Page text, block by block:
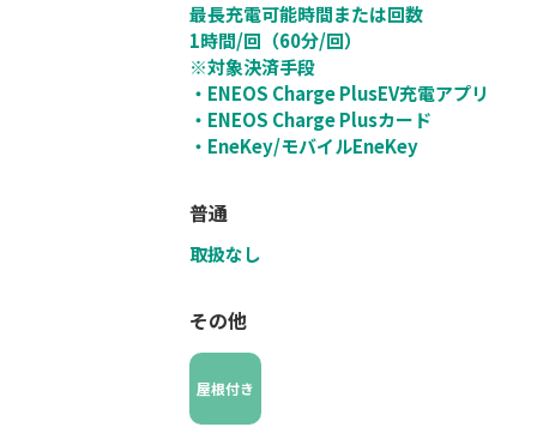
最長充電可能時間または回数
1時間/回（60分/回）
※対象決済手段
・ENEOS Charge PlusEV充電アプリ
・ENEOS Charge Plusカード
・EneKey/モバイルEneKey
普通
取扱なし
その他
屋根付き